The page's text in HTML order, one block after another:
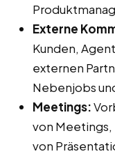
Externe
Kunden,
externen
Nebenjobs
Meetings:
von
von